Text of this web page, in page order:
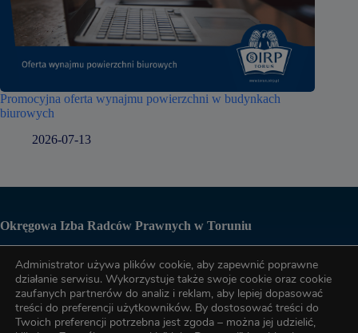
Promocyjna oferta wynajmu powierzchni w budynkach
biurowych
2026-07-13
Okręgowa Izba Radców Prawnych w Toruniu
Biuro OIRP
tel. (56) 622-89-17
Administrator używa plików cookie, aby zapewnić poprawne
działanie serwisu. Wykorzystuje także swoje cookie oraz cookie
zaufanych partnerów do analiz i reklam, aby lepiej dopasować
treści do preferencji użytkowników. By dostosować treści do
Twoich preferencji potrzebna jest zgoda – można jej udzielić,